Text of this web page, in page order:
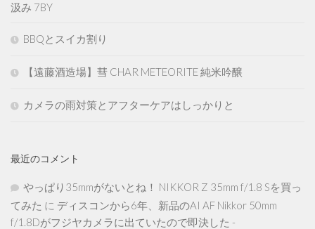
汲み 7BY
BBQとスイカ割り
【遠藤酒造場】彗 CHAR METEORITE 純米吟醸
カメラの雨対策とアフターケアはしっかりと
最近のコメント
やっぱり35mmがないとね！ NIKKOR Z 35mm f/1.8 Sを買っ
てみた に ディスコンから6年、新品のAI AF Nikkor 50mm
f/1.8Dがフジヤカメラに出ていたので即決した -